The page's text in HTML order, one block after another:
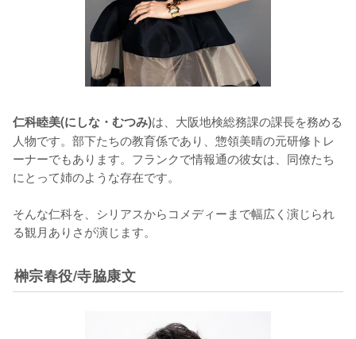
仁科睦美(にしな・むつみ)は、大阪地検総務課の課長を務める
人物です。部下たちの教育係であり、惣領美晴の元研修トレ
ーナーでもあります。フランクで情報通の彼女は、同僚たち
にとって姉のような存在です。
そんな仁科を、シリアスからコメディーまで幅広く演じられ
る観月ありさが演じます。
榊宗春役/寺脇康文